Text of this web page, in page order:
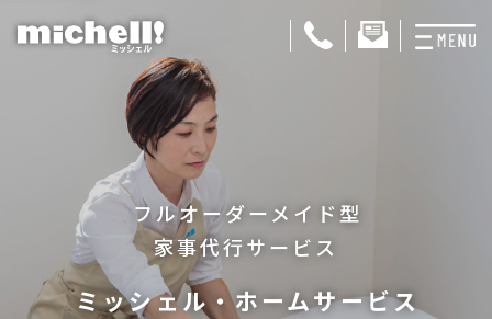
お料理代行
フルオーダーメイド型
家事代行サービス
ミッシェル・ホームサービス